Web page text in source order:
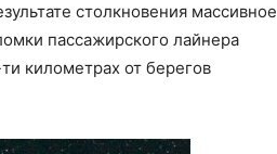
столкновения массивное
пассажирского лайнера
километрах от берегов